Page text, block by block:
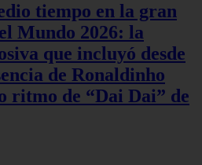
tiempo en la gran
Mundo 2026: la
que incluyó desde
de Ronaldinho
ritmo de “Dai Dai” de